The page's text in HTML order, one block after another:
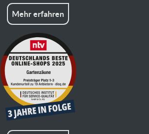
Mehr erfahren